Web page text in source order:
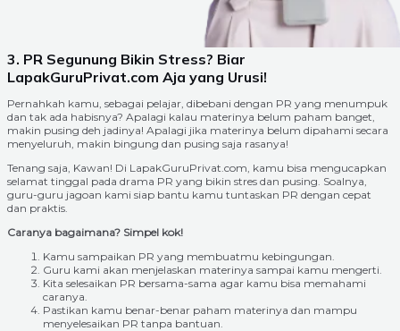
3. PR Segunung Bikin Stress? Biar
LapakGuruPrivat.com Aja yang Urusi!
Pernahkah kamu, sebagai pelajar, dibebani dengan PR yang menumpuk
dan tak ada habisnya? Apalagi kalau materinya belum paham banget,
makin pusing deh jadinya! Apalagi jika materinya belum dipahami secara
menyeluruh, makin bingung dan pusing saja rasanya!
Tenang saja, Kawan! Di LapakGuruPrivat.com, kamu bisa mengucapkan
selamat tinggal pada drama PR yang bikin stres dan pusing. Soalnya,
guru-guru jagoan kami siap bantu kamu tuntaskan PR dengan cepat
dan praktis.
Caranya bagaimana? Simpel kok!
Kamu sampaikan PR yang membuatmu kebingungan.
Guru kami akan menjelaskan materinya sampai kamu mengerti.
Kita selesaikan PR bersama-sama agar kamu bisa memahami
caranya.
Pastikan kamu benar-benar paham materinya dan mampu
menyelesaikan PR tanpa bantuan.